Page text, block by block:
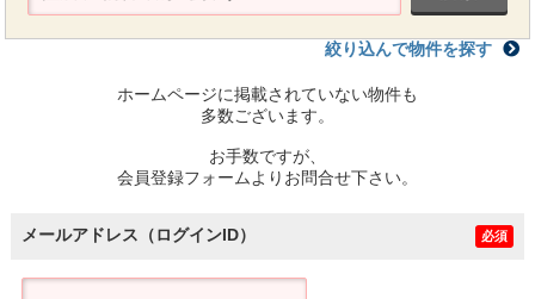
絞り込んで物件を探す
ホームページに掲載されていない物件も
多数ございます。
お手数ですが、
会員登録フォームよりお問合せ下さい。
メールアドレス（ログインID） 必須